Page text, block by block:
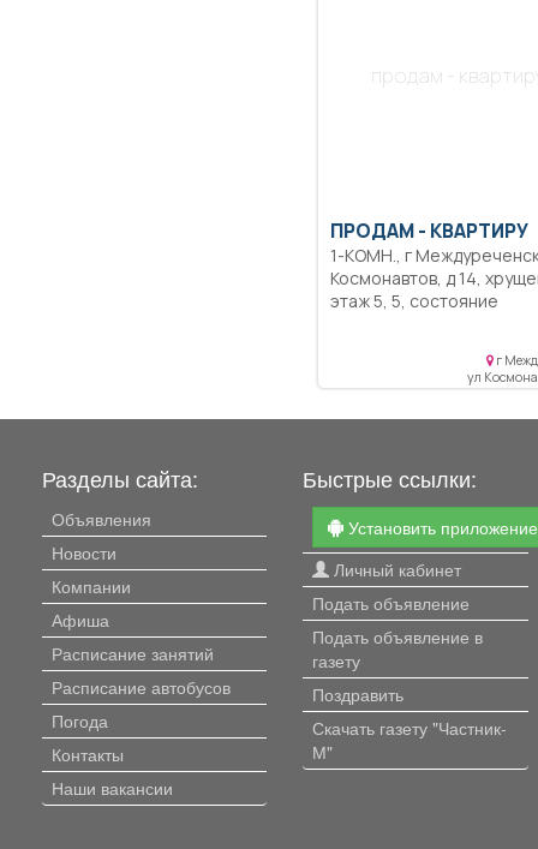
продам -
ПРОДАМ - КВАРТИРУ
1-КОМН., г Междуреченск, ул
Космонавтов, д 14, хрущевка,
этаж 5, 5, состояние
сантехника, не угловая,
посредников, теплая,
квартира, в ванной и
комн. кв., 1 этаж.
г
ул
Разделы сайта:
Объявления
Новости
Компании
Афиша
Расписание занятий
Расписание автобусов
Погода
Контакты
Наши вакансии
Быстрые ссылки:
Установить приложение
Личный кабинет
Подать объявление
Подать объявление в
газету
Поздравить
Скачать газету "Частник-
М"